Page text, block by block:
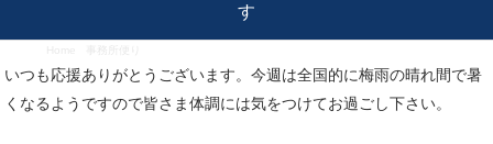
す
いつも応援ありがとうございます。今週は全国的に梅雨の晴れ間で暑
くなるようですので皆さま体調には気をつけてお過ごし下さい。